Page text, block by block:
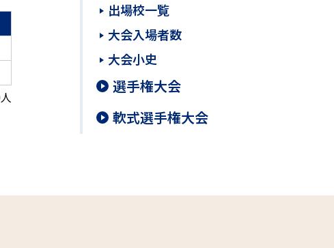
出場校一覧
大会入場者数
大会小史
選手権大会
軟式選手権大会